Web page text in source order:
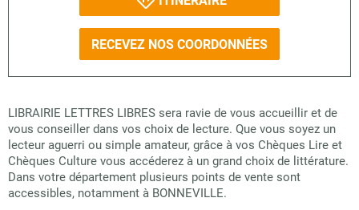
RECEVEZ NOS COORDONNÉES
LIBRAIRIE LETTRES LIBRES sera ravie de vous accueillir et de
vous conseiller dans vos choix de lecture. Que vous soyez un
lecteur aguerri ou simple amateur, grâce à vos Chèques Lire et
Chèques Culture vous accéderez à un grand choix de littérature.
Dans votre département plusieurs points de vente sont
accessibles, notamment à BONNEVILLE.